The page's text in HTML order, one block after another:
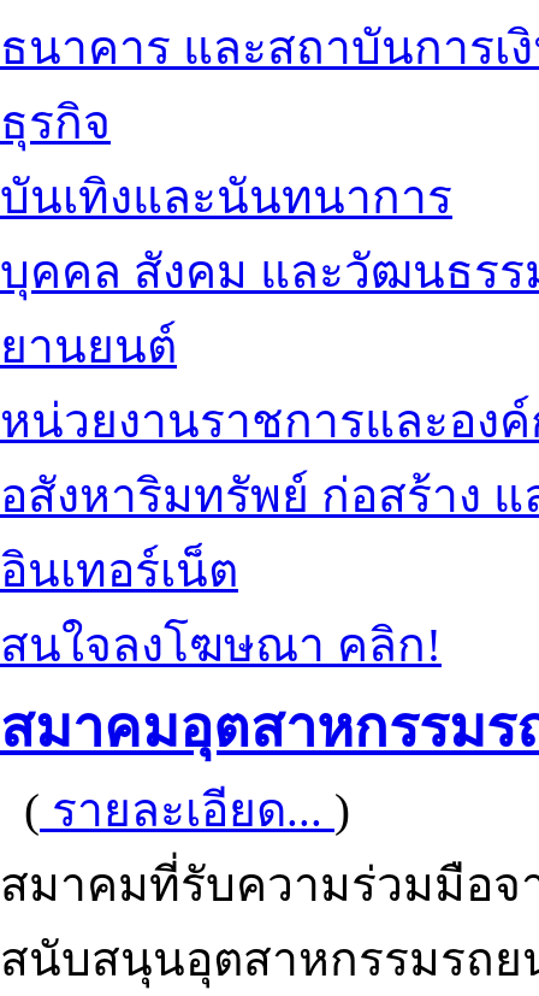
ธนาคาร และสถาบันการเ
ธุรกิจ
บันเทิงและนันทนาการ
บุคคล สังคม และวัฒนธรร
ยานยนต์
หน่วยงานราชการและอง
อสังหาริมทรัพย์ ก่อสร้าง
อินเทอร์เน็ต
สนใจลงโฆษณา คลิก!
สมาคมอุตสาหกรรมร
( รายละเอียด... )
สมาคมที่รับความร่วมมือจ
สนับสนุนอุตสาหกรรมรถ